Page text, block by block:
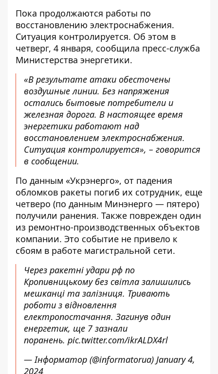
Пока продолжаются работы по
восстановлению электроснабжения.
Ситуация контролируется. Об этом в
четверг, 4 января, сообщила пресс-служба
Министерства энергетики.
«В результате атаки обесточены
воздушные линии. Без напряжения
остались бытовые потребители и
железная дорога. В настоящее время
энергетики работают над
восстановлением электроснабжения.
Ситуация контролируется», – говорится
в сообщении.
По данным «Укрэнерго», от падения
обломков ракеты погиб их сотрудник, еще
четверо (по данным Минэнерго — пятеро)
получили ранения. Также поврежден один
из ремонтно-производственных объектов
компании. Это событие не привело к
сбоям в работе магистральной сети.
Через ракетні удари рф по
Кропивницькому без світла залишились
мешканці та залізниця. Тривають
роботи з відновлення
електропостачання. Загинув один
енергетик, ще 7 зазнали
поранень. pic.twitter.com/ikrALDX4rl
— Інформатор (@informatorua) January 4,
2024